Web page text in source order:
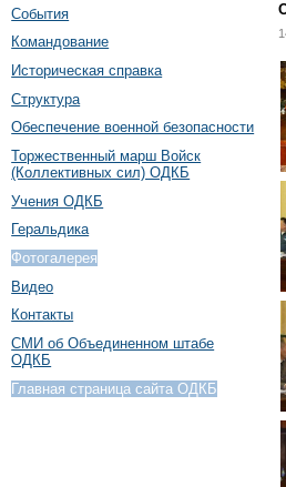
События
Командование
Историческая справка
Структура
Обеспечение военной безопасности
Торжественный марш Войск
(Коллективных сил) ОДКБ
Учения ОДКБ
Геральдика
Фотогалерея
Видео
Контакты
СМИ об Объединенном штабе
ОДКБ
Главная страница сайта ОДКБ